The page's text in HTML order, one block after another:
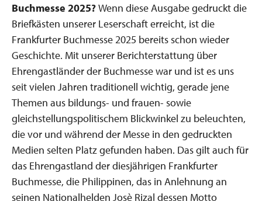
Buchmesse 2025?Wenn diese Ausgabe gedruckt die
Briefkästen unserer ­Leserschaft erreicht, ist die
Frankfurter Buchmesse 2025 bereits schon wieder
Geschichte. Mit unserer Berichterstattung über
Ehrengastländer der Buchmesse war und ist es uns
seit vielen Jahren traditionell wichtig, gerade jene
Themen aus bildungs- und frauen- sowie
gleichstellungspolitischem Blickwinkel zu beleuchten,
die vor und während der Messe in den gedruckten
Medien selten Platz gefunden haben. Das gilt auch für
das Ehrengastland der diesjährigen Frankfurter
Buchmesse, die Philippinen, das in Anlehnung an
seinen Nationalhelden Josè Rizal dessen Motto